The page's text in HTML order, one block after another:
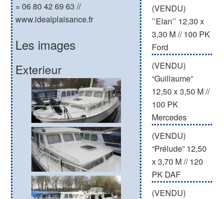
= 06 80 42 69 63 //
www.idealplaisance.fr
Les images
Exterieur
(VENDU)
’’Elan’’ 12,30 x
3,30 M // 100 PK
Ford
(VENDU)
“Guillaume”
12,50 x 3,50 M //
100 PK
Mercedes
(VENDU)
“Prélude” 12,50
x 3,70 M // 120
PK DAF
(VENDU)